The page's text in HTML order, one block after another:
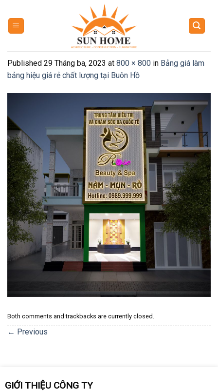
content
Published 29 Tháng ba, 2023 at 800 × 800 in Bảng giá làm
bảng hiệu giá rẻ chất lượng tại Buôn Hồ
Both comments and trackbacks are currently closed.
← Previous
GIỚI THIỆU CÔNG TY